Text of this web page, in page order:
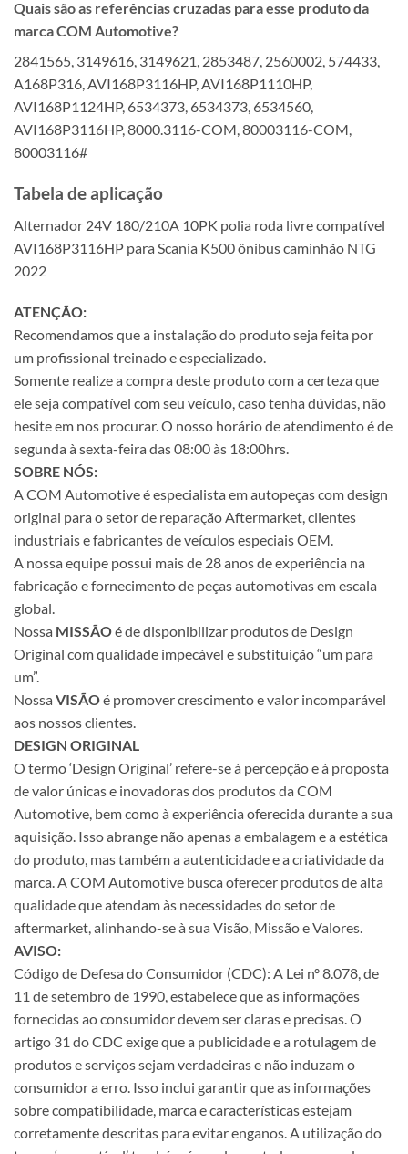
Quais são as referências cruzadas para esse produto da
marca COM Automotive?
2841565, 3149616, 3149621, 2853487, 2560002, 574433,
A168P316, AVI168P3116HP, AVI168P1110HP,
AVI168P1124HP, 6534373, 6534373, 6534560,
AVI168P3116HP, 8000.3116-COM, 80003116-COM,
80003116#
Tabela de aplicação
Alternador 24V 180/210A 10PK polia roda livre compatível
AVI168P3116HP para Scania K500 ônibus caminhão NTG
2022
ATENÇÃO:
Recomendamos que a instalação do produto seja feita por
um profissional treinado e especializado.
Somente realize a compra deste produto com a certeza que
ele seja compatível com seu veículo, caso tenha dúvidas, não
hesite em nos procurar. O nosso horário de atendimento é de
segunda à sexta-feira das 08:00 às 18:00hrs.
SOBRE NÓS:
A COM Automotive é especialista em autopeças com design
original para o setor de reparação Aftermarket, clientes
industriais e fabricantes de veículos especiais OEM.
A nossa equipe possui mais de 28 anos de experiência na
fabricação e fornecimento de peças automotivas em escala
global.
Nossa MISSÃOé de disponibilizar produtos de Design
Original com qualidade impecável e substituição “um para
um”.
Nossa VISÃOé promover crescimento e valor incomparável
aos nossos clientes.
DESIGN ORIGINAL
O termo ‘Design Original’ refere-se à percepção e à proposta
de valor únicas e inovadoras dos produtos da COM
Automotive, bem como à experiência oferecida durante a sua
aquisição. Isso abrange não apenas a embalagem e a estética
do produto, mas também a autenticidade e a criatividade da
marca. A COM Automotive busca oferecer produtos de alta
qualidade que atendam às necessidades do setor de
aftermarket, alinhando-se à sua Visão, Missão e Valores.
AVISO:
Código de Defesa do Consumidor (CDC): A Lei nº 8.078, de
11 de setembro de 1990, estabelece que as informações
fornecidas ao consumidor devem ser claras e precisas. O
artigo 31 do CDC exige que a publicidade e a rotulagem de
produtos e serviços sejam verdadeiras e não induzam o
consumidor a erro. Isso inclui garantir que as informações
sobre compatibilidade, marca e características estejam
corretamente descritas para evitar enganos. A utilização do